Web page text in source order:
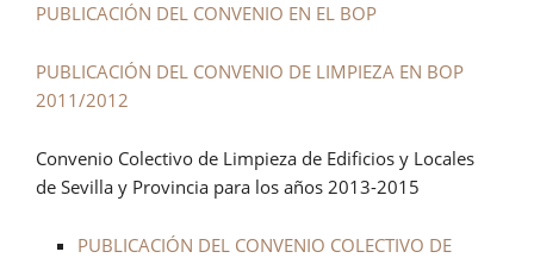
PUBLICACIÓN DEL CONVENIO EN EL BOP
PUBLICACIÓN DEL CONVENIO DE LIMPIEZA EN BOP
2011/2012
Convenio Colectivo de Limpieza de Edificios y Locales
de Sevilla y Provincia para los años 2013-2015
PUBLICACIÓN DEL CONVENIO COLECTIVO DE